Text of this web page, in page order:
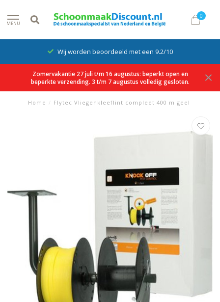
MENU
0
Wij worden beoordeeld met een 9.2/10
Zomervakantie 27 juli t/m 16 augustus: beperkt open en
beperkte verzending. 3 t/m 7 augustus volledig gesloten.
Home / Flytec Vliegenkleeflint compleet 400 m geel